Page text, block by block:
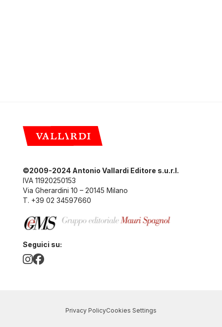
©2009-2024 Antonio Vallardi Editore s.u.r.l.
IVA 11920250153
Via Gherardini 10 – 20145 Milano
T. +39 02 34597660
Seguici su:
Privacy PolicyCookies Settings